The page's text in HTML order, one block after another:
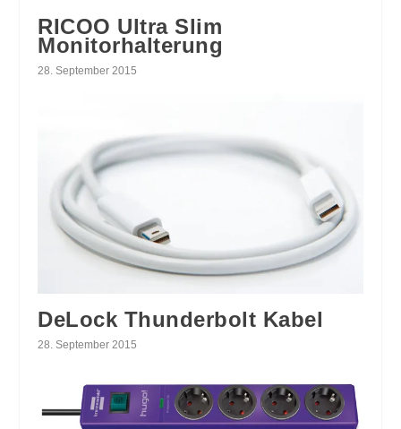
RICOO Ultra Slim
Monitorhalterung
28. September 2015
DeLock Thunderbolt Kabel
28. September 2015